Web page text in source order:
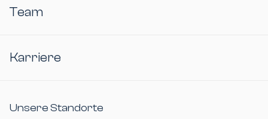
Team
Karriere
Unsere Standorte